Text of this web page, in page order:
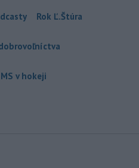
Rok Ľ.Štúra
MS v hokeji